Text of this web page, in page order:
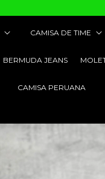
CAMISA DE TIME
BERMUDA JEANS
CAMISA PERUANA